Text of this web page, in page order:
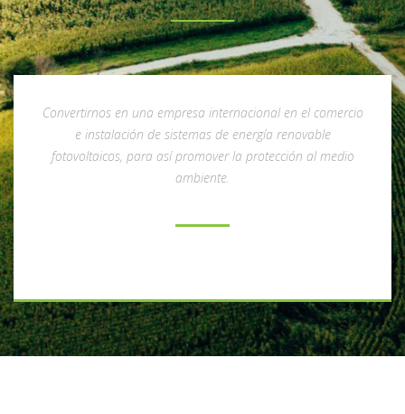
Convertirnos en una empresa internacional en el comercio
e instalación de sistemas de energía renovable
fotovoltaicos, para así promover la protección al medio
ambiente.